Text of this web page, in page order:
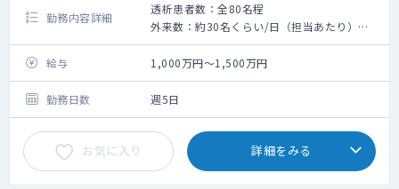
勤務内容詳細
透析患者数：全80名程
外来数：約30名くらい/日（担当あたり）
救急搬入数：0～数台/日
給与
1,000万円～1,500万円
勤務日数 週5日
お気に入り 詳細をみる